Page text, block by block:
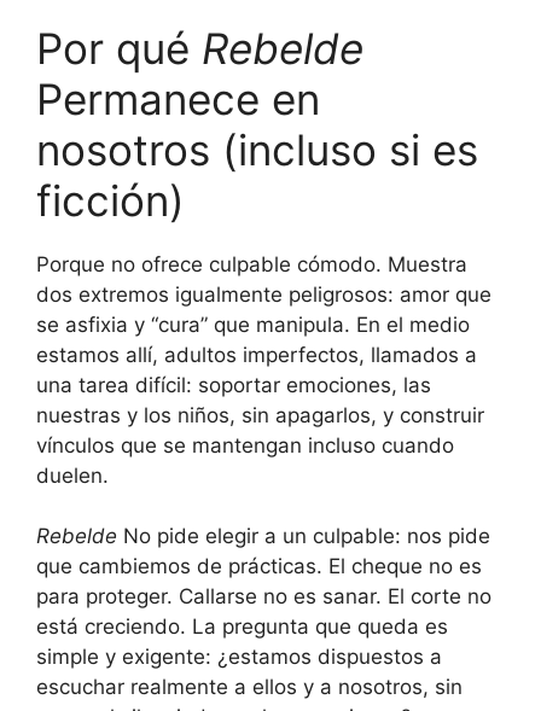
Por qué Rebelde
Permanece en
nosotros (incluso si es
ficción)
Porque no ofrece culpable cómodo. Muestra
dos extremos igualmente peligrosos: amor que
se asfixia y “cura” que manipula. En el medio
estamos allí, adultos imperfectos, llamados a
una tarea difícil: soportar emociones, las
nuestras y los niños, sin apagarlos, y construir
vínculos que se mantengan incluso cuando
duelen.
Rebelde No pide elegir a un culpable: nos pide
que cambiemos de prácticas. El cheque no es
para proteger. Callarse no es sanar. El corte no
está creciendo. La pregunta que queda es
simple y exigente: ¿estamos dispuestos a
escuchar realmente a ellos y a nosotros, sin